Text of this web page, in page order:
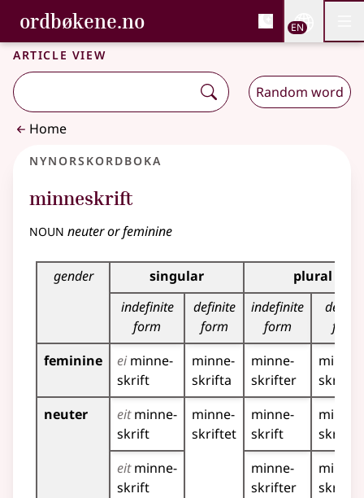
Skip to main content
Accessibility
ordbøkene.no, Bokmålsordboka and
Bokmålsordboka and Nynorskordboka
EN
Article view
Random word
Home
Nynorskordboka
minneskrift
noun neuter or feminine
Inflection table for this noun
gender singular
plural
indefinite
form
definite
form
indefinite
form
form
feminine
ei minne­
skrift
minne­
skrifta
minne­
skrifter
minne­
neuter
eitminne­
skrift
minne­
skriftet
minne­
skrift
minne­
skrifta
eitminne­
skrift
minne­
skrifter
minne­